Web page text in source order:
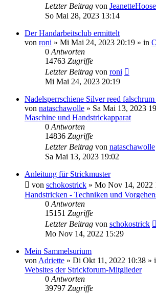
Letzter Beitrag von JeanetteHoose
So Mai 28, 2023 13:14
Der Handarbeitsclub ermittelt
von roni » Mi Mai 24, 2023 20:19 » in
0 Antworten
14763 Zugriffe
Letzter Beitrag von roni
Mi Mai 24, 2023 20:19
Nadelsperrschiene Silver reed
von nataschawolle » Sa Mai 13, 2023
Maschine und Handstrickapparat
0 Antworten
14836 Zugriffe
Letzter Beitrag von nataschawolle
Sa Mai 13, 2023 19:02
Anleitung für Strickmuster
von schokostrick » Mo Nov 14, 2022
Handstricken - Techniken und
0 Antworten
15151 Zugriffe
Letzter Beitrag von schokostrick
Mo Nov 14, 2022 15:29
Mein Sammelsurium
von Adriette » Di Okt 11, 2022 10:38 »
Websites der Strickforum-Mitglieder
0 Antworten
39797 Zugriffe